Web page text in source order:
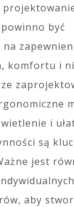
być
komfortu i
i
są
jest
aby